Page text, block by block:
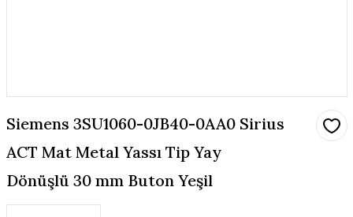
Siemens 3SU1060-0JB40-0AA0 Sirius
ACT Mat Metal Yassı Tip Yay
Dönüşlü 30 mm Buton Yeşil